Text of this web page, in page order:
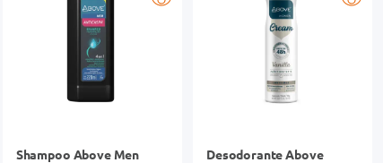
Shampoo Above Men
Desodorante Above